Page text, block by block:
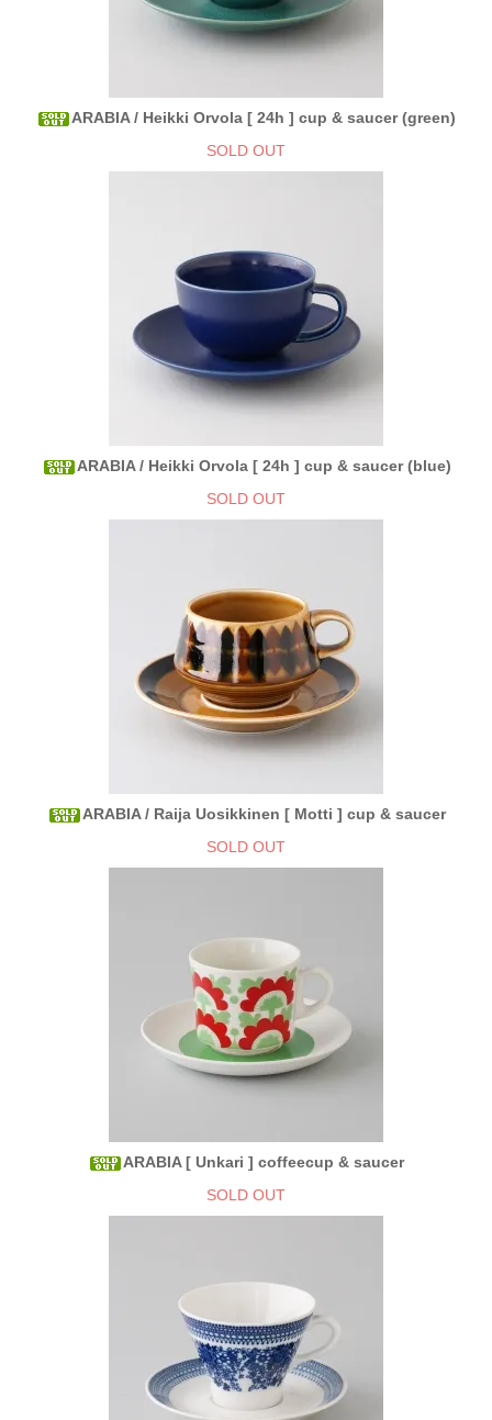
ARABIA / Heikki Orvola [ 24h ] cup & saucer (green)
SOLD OUT
ARABIA / Heikki Orvola [ 24h ] cup & saucer (blue)
SOLD OUT
ARABIA / Raija Uosikkinen [ Motti ] cup & saucer
SOLD OUT
ARABIA [ Unkari ] coffeecup & saucer
SOLD OUT